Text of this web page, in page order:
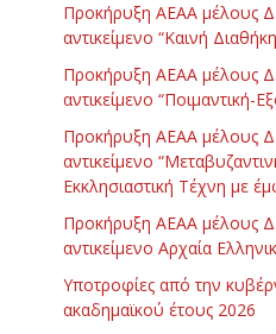
Προκήρυξη ΑΕΑΑ μέλους
αντικείμενο “Καινή
Προκήρυξη ΑΕΑΑ μέλους
αντικείμενο “Ποιμαντική-
Προκήρυξη ΑΕΑΑ μέλους
αντικείμενο
Εκκλησιαστική Τέχνη με
Προκήρυξη ΑΕΑΑ μέλους
αντικείμενο Αρχαία
Υποτροφίες από την
ακαδημαϊκού έτους 2026